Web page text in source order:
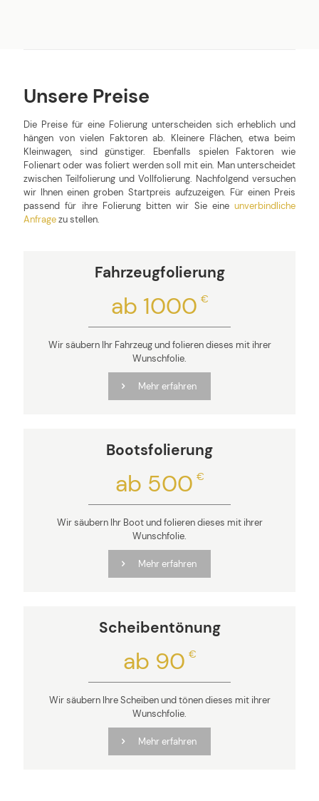
Unsere Preise
Die Preise für eine Folierung unterscheiden sich erheblich und
hängen von vielen Faktoren ab. Kleinere Flächen, etwa beim
Kleinwagen, sind günstiger. Ebenfalls spielen Faktoren wie
Folienart oder was foliert werden soll mit ein. Man unterscheidet
zwischen Teilfolierung und Vollfolierung. Nachfolgend versuchen
wir Ihnen einen groben Startpreis aufzuzeigen. Für einen Preis
passend für ihre Folierung bitten wir Sie eine unverbindliche
Anfragezu stellen.
Fahrzeugfolierung
ab 1000 €
Wir säubern Ihr Fahrzeug und folieren dieses mit ihrer
Wunschfolie.
Mehr erfahren
Bootsfolierung
ab 500 €
Wir säubern Ihr Boot und folieren dieses mit ihrer
Wunschfolie.
Mehr erfahren
Scheibentönung
ab 90 €
Wir säubern Ihre Scheiben und tönen dieses mit ihrer
Wunschfolie.
Mehr erfahren